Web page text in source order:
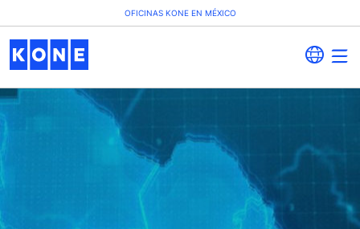
OFICINAS KONE EN MÉXICO